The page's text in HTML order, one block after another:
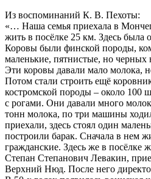
Из воспоминаний К. В. Пехоты:
«… Наша семья приехала в
жить в посёлке 25 км. Здесь была
Коровы были финской породы,
маленькие, пятнистые, но черных
Эти коровы давали мало молока,
Потом стали строить ещё
костромской породы – около 100
с рогами. Они давали много
тонн молока, по три машины
приехали, здесь стоял один
построили барак. Сначала в нем
гражданские. Здесь же в посёлке
Степан Степанович Левакин,
Верхний Нюд. После него